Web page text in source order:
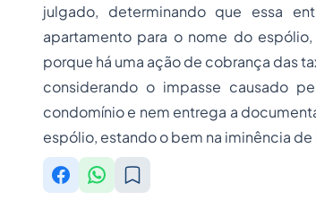
julgado, determinando que essa
apartamento para o nome do
porque há uma ação de cobrança das
considerando o impasse causado
condomínio e nem entrega a
espólio, estando o bem na iminência de